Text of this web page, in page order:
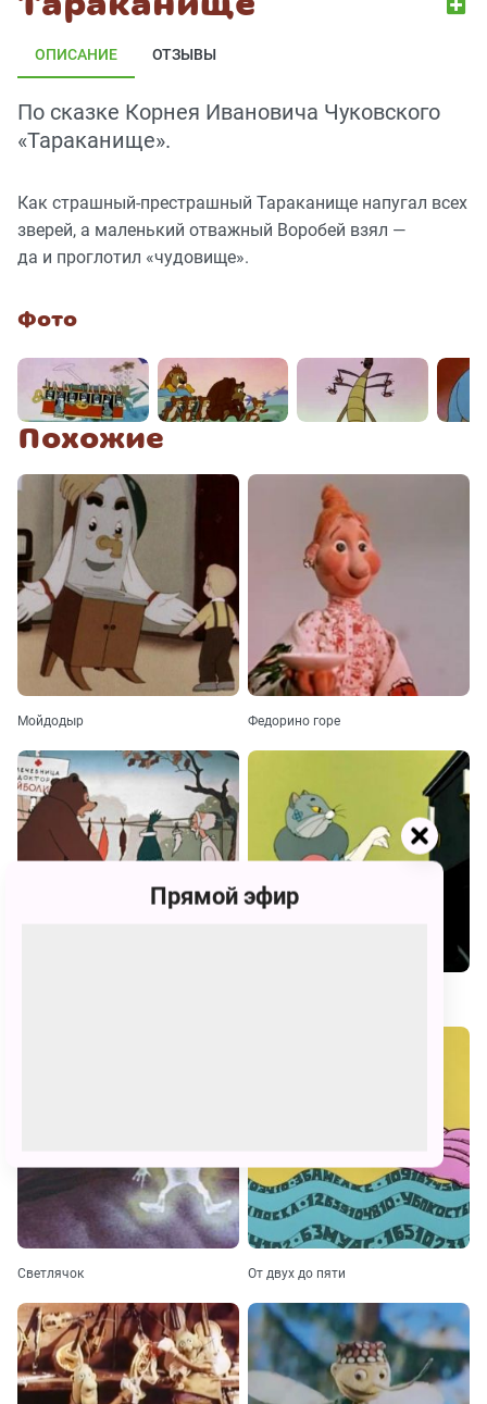
ОПИСАНИЕ ОТЗЫВЫ
По сказке Корнея Ивановича Чуковского
«Тараканище».
Как страшный-престрашный Тараканище напугал всех
зверей, а маленький отважный Воробей взял —
да и проглотил «чудовище».
Фото
Похожие
Мойдодыр Федорино горе
Светлячок От двух до пяти
Прямой эфир